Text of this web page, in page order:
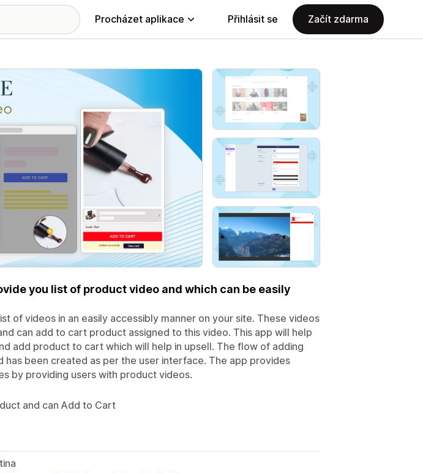
Procházet aplikace Přihlásit se Začít zdarma
you list of product video and which can be easily
of videos in an easily accessibly manner on your site. These videos
can add to cart product assigned to this video. This app will help
add product to cart which will help in upsell. The flow of adding
has been created as per the user interface. The app provides
by providing users with product videos.
and can Add to Cart